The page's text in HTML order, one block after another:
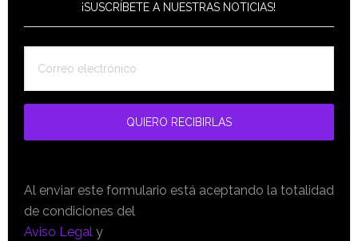
¡SUSCRÍBETE A NUESTRAS NOTICIAS!
Al enviar este formulario está aceptando la totalidad
de condiciones del
Aviso Legaly